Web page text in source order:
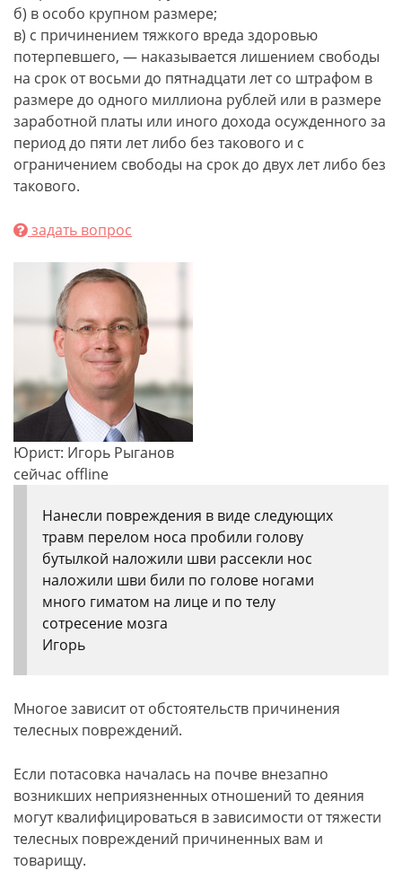
б) в особо крупном размере;
в) с причинением тяжкого вреда здоровью
потерпевшего, — наказывается лишением свободы
на срок от восьми до пятнадцати лет со штрафом в
размере до одного миллиона рублей или в размере
заработной платы или иного дохода осужденного за
период до пяти лет либо без такового и с
ограничением свободы на срок до двух лет либо без
такового.
задать вопрос
Юрист: Игорь Рыганов
сейчас offline
Нанесли повреждения в виде следующих
травм перелом носа пробили голову
бутылкой наложили шви рассекли нос
наложили шви били по голове ногами
много гиматом на лице и по телу
сотресение мозга
Игорь
Многое зависит от обстоятельств причинения
телесных повреждений.
Если потасовка началась на почве внезапно
возникших неприязненных отношений то деяния
могут квалифицироваться в зависимости от тяжести
телесных повреждений причиненных вам и
товарищу.